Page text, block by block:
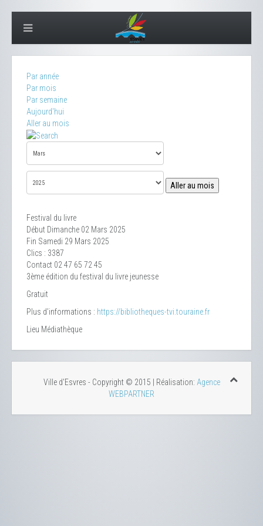
Par année
Par mois
Par semaine
Aujourd'hui
Aller au mois
Aller au mois
Festival du livre
Début Dimanche 02 Mars 2025
Fin Samedi 29 Mars 2025
Clics : 3387
Contact 02 47 65 72 45
3ème édition du festival du livre jeunesse
Gratuit
Plus d’informations : https://bibliotheques-tvi.touraine.fr
Lieu Médiathèque
Ville d'Esvres - Copyright © 2015 | Réalisation: Agence
WEBPARTNER